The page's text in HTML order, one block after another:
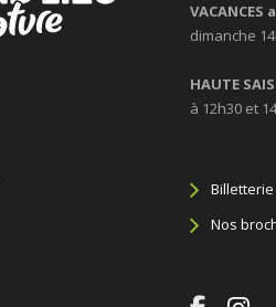
dimanche
HAUTE
à 12h30 et
Nos